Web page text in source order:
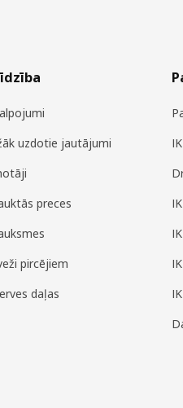
uzdotie jautājumi
preces
pircējiem
daļas